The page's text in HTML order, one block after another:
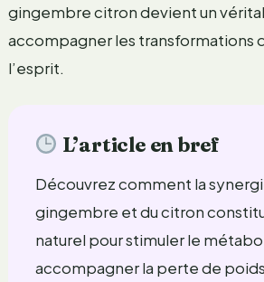
gingembre citron devient un
accompagner les transformations
l’esprit.
L’article en bref
Découvrez comment la
gingembre et du citron
naturel pour stimuler le
accompagner la perte de